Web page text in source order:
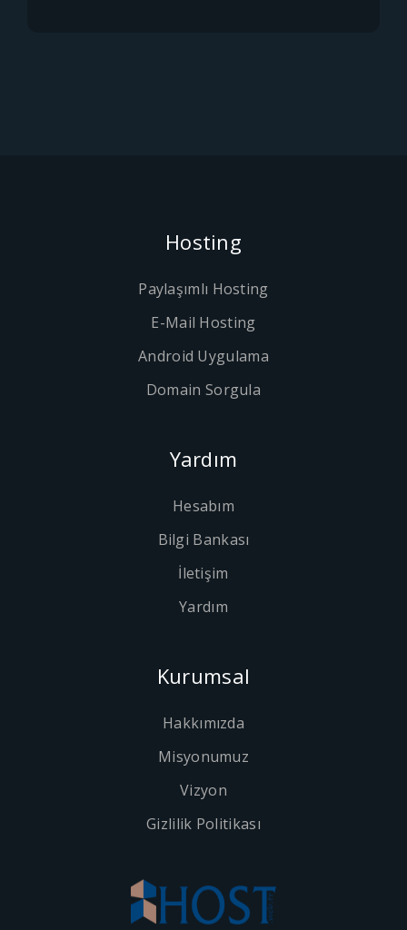
Hosting
Paylaşımlı Hosting
E-Mail Hosting
Android Uygulama
Domain Sorgula
Yardım
Hesabım
Bilgi Bankası
İletişim
Yardım
Kurumsal
Hakkımızda
Misyonumuz
Vizyon
Gizlilik Politikası